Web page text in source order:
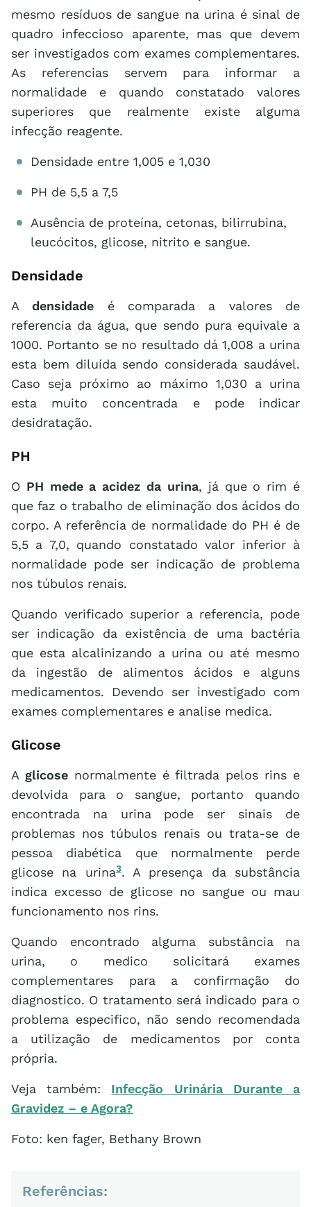
mesmo resíduos de sangue na urina é sinal de
quadro infeccioso aparente, mas que devem
ser investigados com exames complementares.
As referencias servem para informar a
normalidade e quando constatado valores
superiores que realmente existe alguma
infecção reagente.
Densidade entre 1,005 e 1,030
PH de 5,5 a 7,5
Ausência de proteína, cetonas, bilirrubina,
leucócitos, glicose, nitrito e sangue.
Densidade
Adensidade é comparada a valores de
referencia da água, que sendo pura equivale a
1000. Portanto se no resultado dá 1,008 a urina
esta bem diluída sendo considerada saudável.
Caso seja próximo ao máximo 1,030 a urina
esta muito concentrada e pode indicar
desidratação.
PH
O PH mede a acidez da urina, já que o rim é
que faz o trabalho de eliminação dos ácidos do
corpo. A referência de normalidade do PH é de
5,5 a 7,0, quando constatado valor inferior à
normalidade pode ser indicação de problema
nos túbulos renais.
Quando verificado superior a referencia, pode
ser indicação da existência de uma bactéria
que esta alcalinizando a urina ou até mesmo
da ingestão de alimentos ácidos e alguns
medicamentos. Devendo ser investigado com
exames complementares e analise medica.
Glicose
A glicose normalmente é filtrada pelos rins e
devolvida para o sangue, portanto quando
encontrada na urina pode ser sinais de
problemas nos túbulos renais ou trata-se de
pessoa diabética que normalmente perde
glicose na urina3. A presença da substância
indica excesso de glicose no sangue ou mau
funcionamento nos rins.
Quando encontrado alguma substância na
urina, o medico solicitará exames
complementares para a confirmação do
diagnostico. O tratamento será indicado para o
problema especifico, não sendo recomendada
a utilização de medicamentos por conta
própria.
Veja também: Infecção Urinária Durante a
Gravidez – e Agora?
Foto: ken fager, Bethany Brown
Referências: